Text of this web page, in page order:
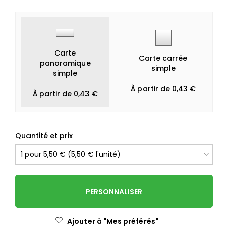
Carte
panoramique
simple
À partir de 0,43 €
Carte carrée
simple
À partir de 0,43 €
Quantité et prix
PERSONNALISER
Ajouter à "Mes préférés"